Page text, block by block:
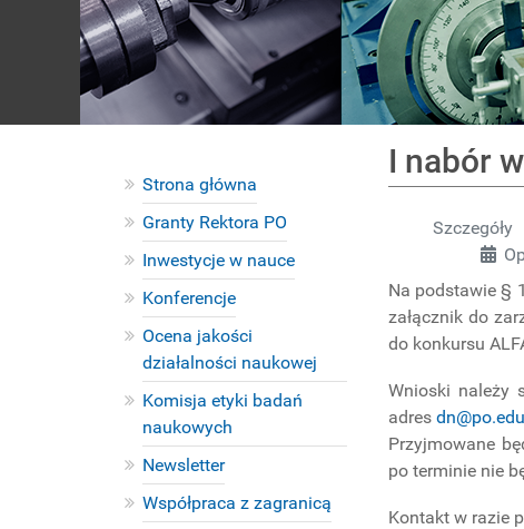
Strona główna
Granty Rektora PO
Inwestycje w nauce
Konferencje
Ocena jakości
działalności naukowej
Komisja etyki badań
naukowych
Newsletter
Współpraca z zagranicą
I nabór
Szczegóły
Na podstawie §
załącznik do
do konkursu
Wnioski należy
adres
Przyjmowane
po terminie nie
Kontakt w razie